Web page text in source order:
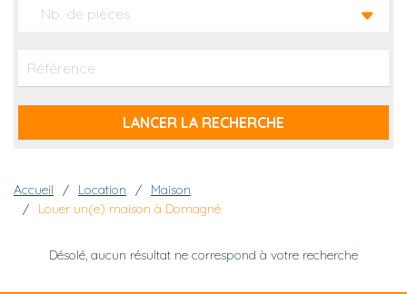
Nb. de pièces
Fil d'Ariane
Accueil Location
Maison
Louer un(e) maison à Domagné
Désolé, aucun résultat ne correspond à votre recherche